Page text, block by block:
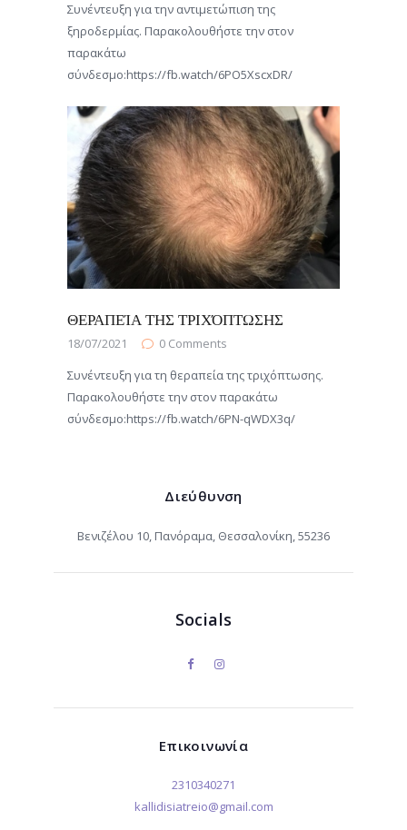
Συνέντευξη για την αντιμετώπιση της
ξηροδερμίας. Παρακολουθήστε την στον
παρακάτω
σύνδεσμο:https://fb.watch/6PO5XscxDR/
ΘΕΡΑΠΕΊΑ ΤΗΣ ΤΡΙΧΌΠΤΩΣΗΣ
18/07/2021 0 Comments
Συνέντευξη για τη θεραπεία της τριχόπτωσης.
Παρακολουθήστε την στον παρακάτω
σύνδεσμο:https://fb.watch/6PN-qWDX3q/
Διεύθυνση
Βενιζέλου 10, Πανόραμα, Θεσσαλονίκη, 55236
Socials
Επικοινωνία
2310340271
kallidisiatreio@gmail.com